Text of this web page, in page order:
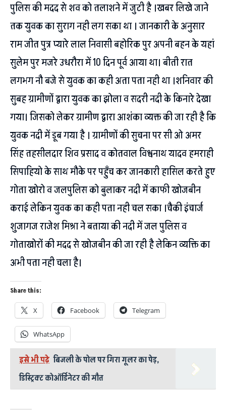
पुलिस की मदद से शव को तलाशने में जुटी है ।खबर लिखे जाने
तक युवक का सुराग नही लग सका था । जानकारी के अनुसार
राम जीत पुत्र प्यारे लाल निवासी बहोरिक पुर अपनी बहन के यहां
सुलेम पुर मजरे उधरौरा में 10 दिन पूर्व आया था। बीती रात
लगभग नौ बजे से युवक का कही अता पता नही था ।शनिवार की
सुबह ग्रामीणों द्वारा युवक का झोला व सदरी नदी के किनारे देखा
गया। जिसको लेकर ग्रामीण द्वारा आशंका व्यक्त की जा रही है कि
युवक नदी में डूब गया है । ग्रामीणों की सुचना पर सी ओ अमर
सिंह तहसीलदार शिव प्रसाद व कोतवाल विश्वनाथ यादव हमराही
सिपाहियो के साथ मौके पर पहुँच कर जानकारी हासिल करते हुए
गोता खोरो व जलपुलिस को बुलाकर नदी में काफी खोजबीन
कराई लेकिन युवक का कही पता नही चल सका ।चैकी इंचार्ज
शुजागज राजेश मिश्रा ने बताया की नदी में जल पुलिस व
गोताखोरों की मदद से खोजबीन की जा रही है लेकिन व्यक्ति का
अभी पता नही चला है।
Share this:
X Facebook Telegram
WhatsApp
इसे भी पढ़े बिजली के पोल पर गिरा गूलर का पेड़,
डिस्ट्रिक्ट कोऑर्डिनेटर की मौत